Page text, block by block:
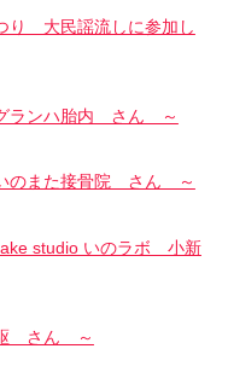
り 大民謡流しに参加し
ランハ胎内 さん ～
のまた接骨院 さん ～
studio いのラボ 小新
駆 さん ～